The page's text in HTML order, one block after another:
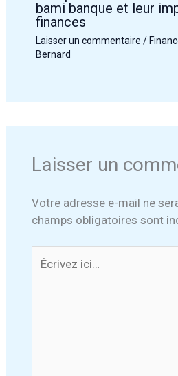
bami banque et leur
finances
Laisser un commentaire /
Bernard
Laisser un
Votre adresse e-mail ne
champs obligatoires sont
ici…